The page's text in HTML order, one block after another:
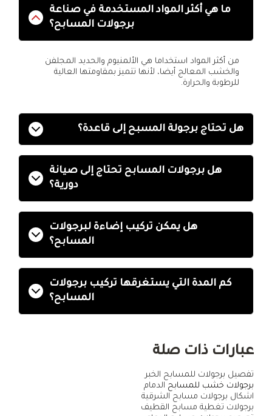
ما هي أكثر المواد المستخدمة في صناعة
برجولات المسابح؟
من أكثر المواد استخداما هي الألمنيوم والحديد المجلفن
والخشب المعالج أيضا، لأنها تتميز بمقاومتها العالية
للرطوبة والحرارة.
هل تحتاج برجولة المسبح إلى قاعدة؟
هل برجولات المسابح تحتاج إلى صيانة
دورية؟
هل يمكن تركيب إضاءة لبرجولات
المسابح؟
كم المدة التي يستغرقها تركيب برجولات
المسابح؟
عبارات ذات صلة
تفصيل برجولات للمسابح الخبر
برجولات خشب للمسابح الدمام
اشكال برجولات مسابح الشرقية
برجولات تغطية مسابح القطيف